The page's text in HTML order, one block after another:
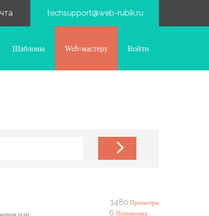
techsupport@web-rubik.ru
Шаблоны Web-мастеру Войти
3480 Просмотры
6 Понравилась